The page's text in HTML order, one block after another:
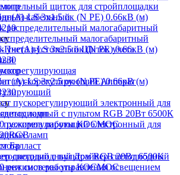
щиток для стройплощадки
кабельный
малогабаритный
Щиток учета
Аппарат
пускорегулирующий электронный для
ламп
Балласт
Драйвер светодиодный
LS 3х1.5 ок (N PE) 0.66кВ (м)
LS 3х2.5 ок (N PE) 0.66кВ (м)
с пультом RGB 20Вт 6500К
режимов работы КОСМОС